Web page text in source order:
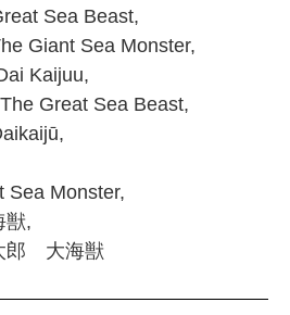
Sea Beast,
Giant Sea Monster,
Kaijuu,
Great Sea Beast,
Sea Monster,
獣,
郎 大海獣